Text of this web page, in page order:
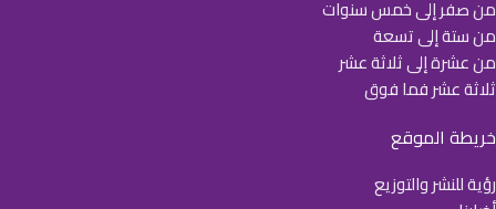
من صفر إلى خمس سنوات
من ستة إلى تسعة
من عشرة إلى ثلاثة عشر
ثلاثة عشر فما فوق
خريطة الموقع
رؤية للنشر والتوزيع